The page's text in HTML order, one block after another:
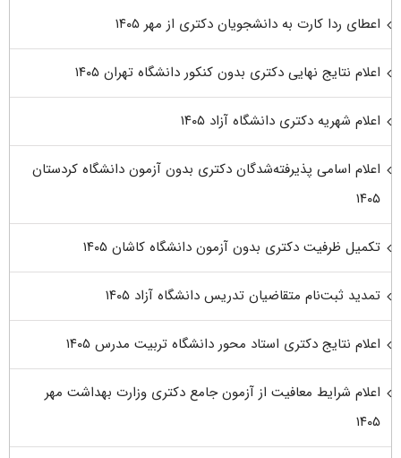
اعطای ردا کارت به دانشجویان دکتری از مهر ۱۴۰۵
اعلام نتایج نهایی دکتری بدون کنکور دانشگاه تهران ۱۴۰۵
اعلام شهریه دکتری دانشگاه آزاد ۱۴۰۵
اعلام اسامی پذیرفته‌شدگان دکتری بدون آزمون دانشگاه کردستان
۱۴۰۵
تکمیل ظرفیت دکتری بدون آزمون دانشگاه کاشان ۱۴۰۵
تمدید ثبت‌نام متقاضیان تدریس دانشگاه آزاد ۱۴۰۵
اعلام نتایج دکتری استاد محور دانشگاه تربیت مدرس ۱۴۰۵
اعلام شرایط معافیت از آزمون جامع دکتری وزارت بهداشت مهر
۱۴۰۵